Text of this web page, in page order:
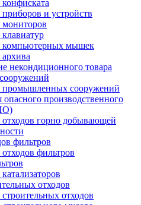
и устройств
компьютерных мышек
некондиционного товара
промышленных сооружений
производственного
отходов горно добывающей
фильтров
фильтров
отходов
отходов